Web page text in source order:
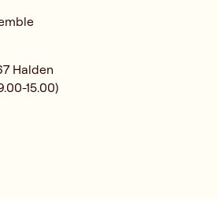
Halden
15.00)